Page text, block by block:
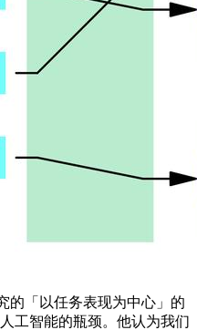
「以任务表现为中心」的
工智能的瓶颈。他认为我们